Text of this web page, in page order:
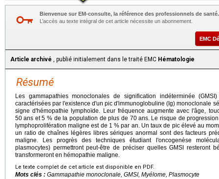
Bienvenue sur EM-consulte, la référence des professionnels de santé.
L’accès au texte intégral de cet article nécessite un abonnement.
EMC
Article archivé , publié initialement dans le traité EMC Hématologie
Résumé
Les gammapathies monoclonales de signification indéterminée
caractérisées par l'existence d'un pic d'immunoglobuline (Ig) monoclonale
signe d'hémopathie lymphoïde. Leur fréquence augmente avec l'âge,
50 ans et 5 % de la population de plus de 70 ans. Le risque de
lymphoprolifération maligne est de 1 % par an. Un taux de pic élevé au
un ratio de chaînes légères libres sériques anormal sont des facteurs
maligne. Les progrès des techniques étudiant l'oncogenèse
plasmocytes) permettront peut-être de préciser quelles GMSI resteront
transformeront en hémopathie maligne.
Le texte complet de cet article est disponible en PDF.
Mots clés : Gammapathie monoclonale, GMSI, Myélome, Plasmocyte